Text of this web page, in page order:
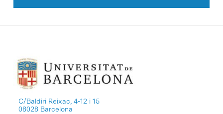
C/Baldiri Reixac, 4-12 i 15
08028 Barcelona